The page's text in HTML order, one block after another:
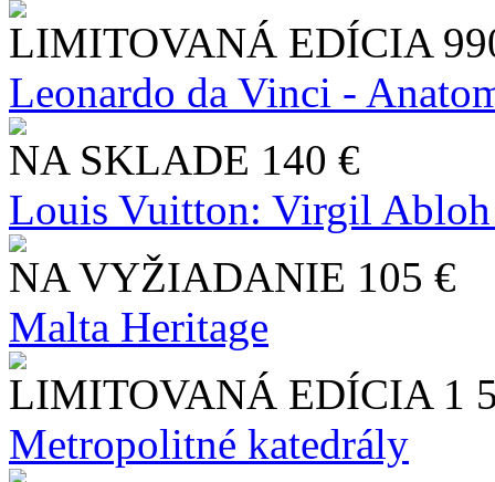
LIMITOVANÁ EDÍCIA
Leonardo da Vinci -
NA SKLADE 140 €
Louis Vuitton: Virgil
NA VYŽIADANIE 105 €
Malta Heritage
LIMITOVANÁ EDÍCIA 1
Metropolitné katedrály